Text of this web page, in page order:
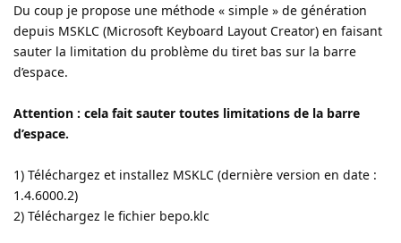
Du coup je propose une méthode « simple » de génération
depuis MSKLC (Microsoft Keyboard Layout Creator) en faisant
sauter la limitation du problème du tiret bas sur la barre
d’espace.
Attention : cela fait sauter toutes limitations de la barre
d’espace.
1) Téléchargez et installez MSKLC (dernière version en date :
1.4.6000.2)
2) Téléchargez le fichier bepo.klc